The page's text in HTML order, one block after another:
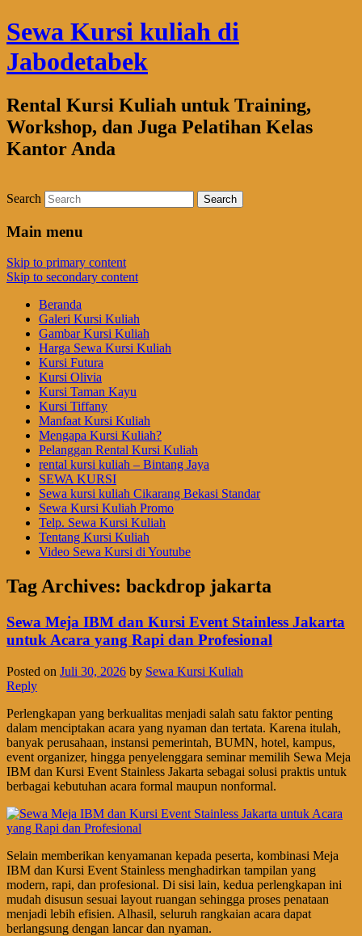
Sewa Kursi kuliah di
Jabodetabek
Rental Kursi Kuliah untuk Training,
Workshop, dan Juga Pelatihan Kelas
Kantor Anda
Search
Main menu
Skip to primary content
Skip to secondary content
Beranda
Galeri Kursi Kuliah
Gambar Kursi Kuliah
Harga Sewa Kursi Kuliah
Kursi Futura
Kursi Olivia
Kursi Taman Kayu
Kursi Tiffany
Manfaat Kursi Kuliah
Mengapa Kursi Kuliah?
Pelanggan Rental Kursi Kuliah
rental kursi kuliah – Bintang Jaya
SEWA KURSI
Sewa kursi kuliah Cikarang Bekasi Standar
Sewa Kursi Kuliah Promo
Telp. Sewa Kursi Kuliah
Tentang Kursi Kuliah
Video Sewa Kursi di Youtube
Tag Archives: backdrop jakarta
Sewa Meja IBM dan Kursi Event Stainless Jakarta
untuk Acara yang Rapi dan Profesional
Posted on Juli 30, 2026 by Sewa Kursi Kuliah
Reply
Perlengkapan yang berkualitas menjadi salah satu faktor penting
dalam menciptakan acara yang nyaman dan tertata. Karena itulah,
banyak perusahaan, instansi pemerintah, BUMN, hotel, kampus,
event organizer, hingga penyelenggara seminar memilih Sewa Meja
IBM dan Kursi Event Stainless Jakarta sebagai solusi praktis untuk
berbagai kebutuhan acara formal maupun nonformal.
Selain memberikan kenyamanan kepada peserta, kombinasi Meja
IBM dan Kursi Event Stainless menghadirkan tampilan yang
modern, rapi, dan profesional. Di sisi lain, kedua perlengkapan ini
mudah disusun sesuai layout ruangan sehingga proses penataan
menjadi lebih efisien. Alhasil, seluruh rangkaian acara dapat
berlangsung dengan lancar dan nyaman.